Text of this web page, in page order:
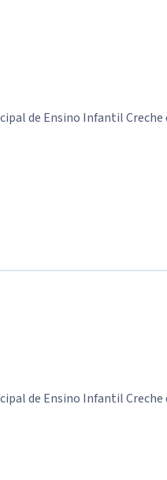
de Ensino Infantil
de Ensino Infantil